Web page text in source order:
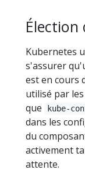
Élection
Kubernetes
s'assurer
est en cours
utilisé par
que
kube-
dans les
du
activement
attente.